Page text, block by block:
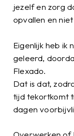
jezelf en zorg
opvallen en
Eigenlijk heb ik
geleerd,
Flexado.
Dat is dat,
tijd tekortkomt
dagen